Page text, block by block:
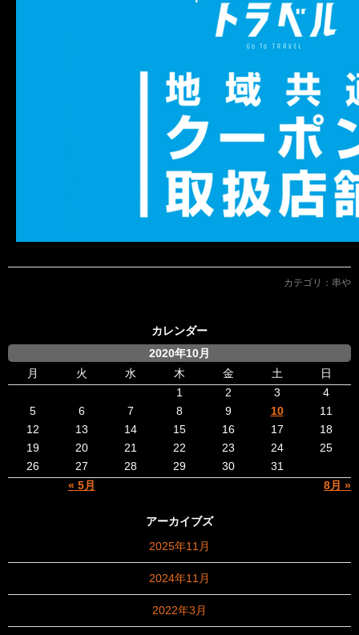
カテゴリ： 串や
カレンダー
2020年10月
月
火 水 木 金 土 日
« 5月 8月 »
1 2 3
4
5
6 7 8 9 10
11
12
13 14 15 16 17
18
19
20 21 22 23 24
25
26
27 28 29 30 31
アーカイブズ
2025年11月
2024年11月
2022年3月